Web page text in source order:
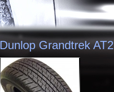
Dunlop Grandtrek